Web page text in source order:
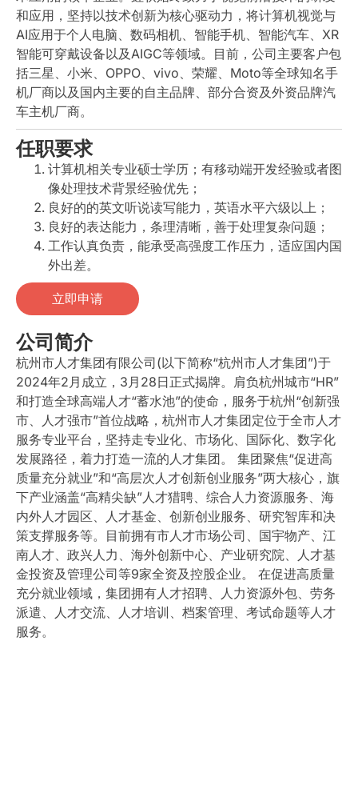
和应用，坚持以技术创新为核心驱动力，将计算机视觉与
AI应用于个人电脑、数码相机、智能手机、智能汽车、XR
智能可穿戴设备以及AIGC等领域。目前，公司主要客户包
括三星、小米、OPPO、vivo、荣耀、Moto等全球知名手
机厂商以及国内主要的自主品牌、部分合资及外资品牌汽
车主机厂商。
任职要求
计算机相关专业硕士学历；有移动端开发经验或者图
像处理技术背景经验优先；
良好的的英文听说读写能力，英语水平六级以上；
良好的表达能力，条理清晰，善于处理复杂问题；
工作认真负责，能承受高强度工作压力，适应国内国
外出差。
立即申请
公司简介
杭州市人才集团有限公司(以下简称“杭州市人才集团”)于
2024年2月成立，3月28日正式揭牌。肩负杭州城市“HR”
和打造全球高端人才“蓄水池”的使命，服务于杭州“创新强
市、人才强市”首位战略，杭州市人才集团定位于全市人才
服务专业平台，坚持走专业化、市场化、国际化、数字化
发展路径，着力打造一流的人才集团。 集团聚焦“促进高
质量充分就业”和“高层次人才创新创业服务”两大核心，旗
下产业涵盖“高精尖缺”人才猎聘、综合人力资源服务、海
内外人才园区、人才基金、创新创业服务、研究智库和决
策支撑服务等。目前拥有市人才市场公司、国宇物产、江
南人才、政兴人力、海外创新中心、产业研究院、人才基
金投资及管理公司等9家全资及控股企业。 在促进高质量
充分就业领域，集团拥有人才招聘、人力资源外包、劳务
派遣、人才交流、人才培训、档案管理、考试命题等人才
服务。